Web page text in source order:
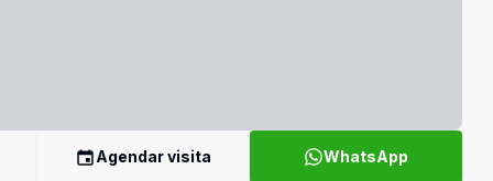
Agendar visita WhatsApp